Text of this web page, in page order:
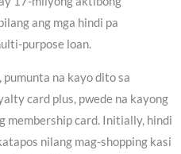
ang mga hindi pa
purpose loan.
pumunta na kayo dito sa
card plus, pwede na kayong
membership card. Initially, hindi
nilang mag-shopping kasi